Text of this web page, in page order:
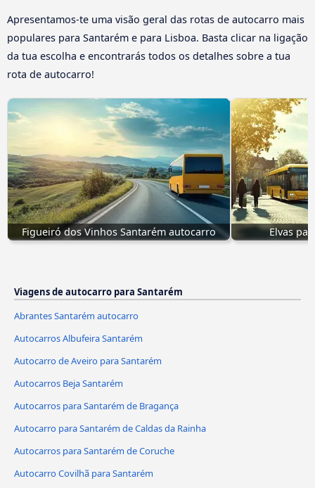
Apresentamos-te uma visão geral das rotas de autocarro mais
populares para Santarém e para Lisboa. Basta clicar na ligação
da tua escolha e encontrarás todos os detalhes sobre a tua
rota de autocarro!
Figueiró dos Vinhos Santarém autocarro Elvas
Viagens de autocarro para Santarém
Abrantes Santarém autocarro
Autocarros Albufeira Santarém
Autocarro de Aveiro para Santarém
Autocarros Beja Santarém
Autocarros para Santarém de Bragança
Autocarro para Santarém de Caldas da Rainha
Autocarros para Santarém de Coruche
Autocarro Covilhã para Santarém